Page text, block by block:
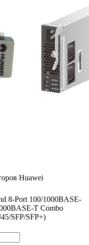
Huawei
8-Port 100/1000BASE-
T Combo
SFP/SFP+)